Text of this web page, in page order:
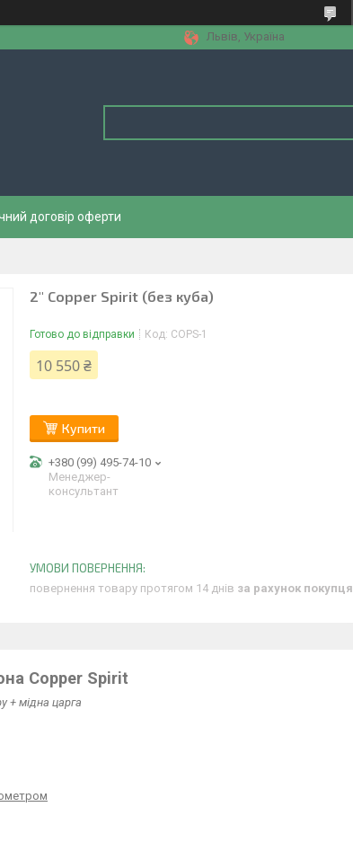
Львів, Україна
договір оферти
2" Copper Spirit (без куба)
Готово до відправки Код: COPS-1
10 550 ₴
Купити
+380 (99) 495-74-10
Менеджер-
консультант
повернення товару протягом 14 днів за рахунок покупця
Copper Spirit
+ мідна царга